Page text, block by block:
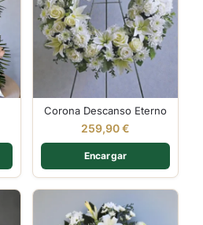
Corona Descanso Eterno
259,90€
Encargar